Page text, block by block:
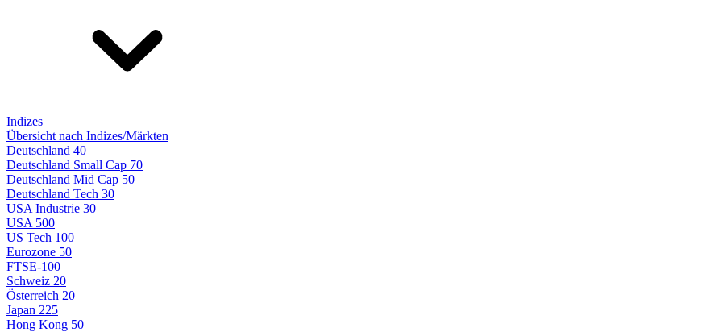
Indizes
Übersicht nach Indizes/Märkten
Deutschland 40
Deutschland Small Cap 70
Deutschland Mid Cap 50
Deutschland Tech 30
USA Industrie 30
USA 500
US Tech 100
Eurozone 50
FTSE-100
Schweiz 20
Österreich 20
Japan 225
Hong Kong 50